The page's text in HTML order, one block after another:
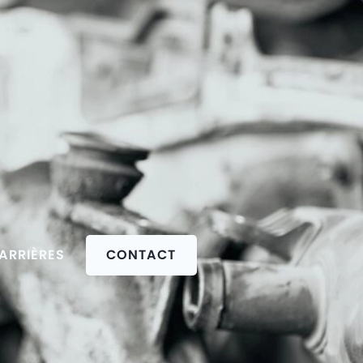
CONTACT